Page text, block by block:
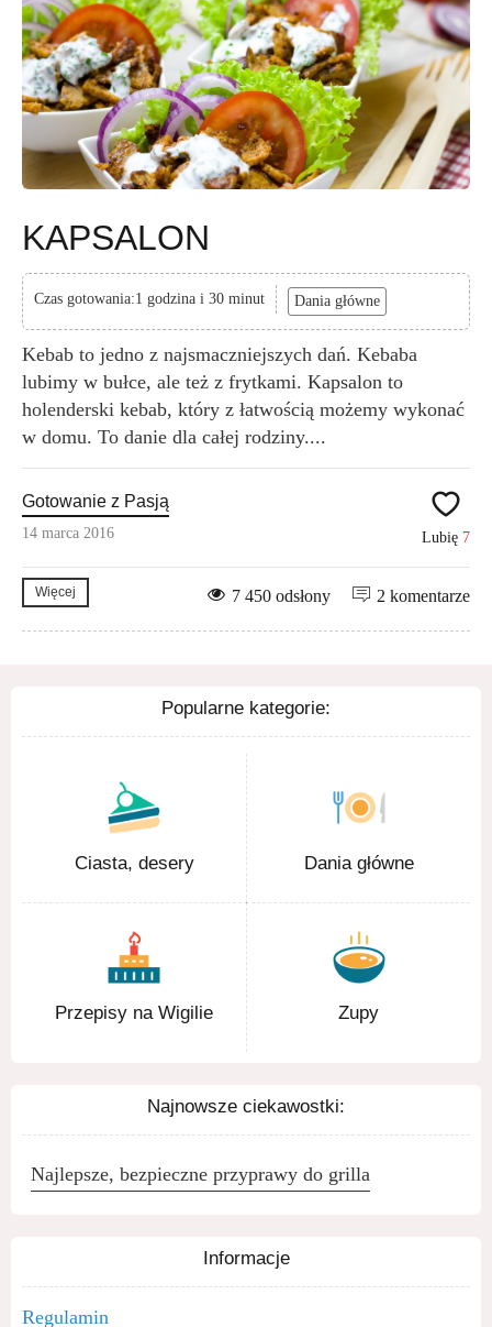
KAPSALON
Czas gotowania:1 godzina i 30 minut Dania główne
Kebab to jedno z najsmaczniejszych dań. Kebaba
lubimy w bułce, ale też z frytkami. Kapsalon to
holenderski kebab, który z łatwością możemy wykonać
w domu. To danie dla całej rodziny....
Gotowanie z Pasją
14 marca 2016 Lubię 7
Więcej 2 komentarze
7 450 odsłony
Popularne kategorie:
Ciasta, desery Dania główne
Przepisy na Wigilie Zupy
Najnowsze ciekawostki:
Najlepsze, bezpieczne przyprawy do grilla
Informacje
Regulamin